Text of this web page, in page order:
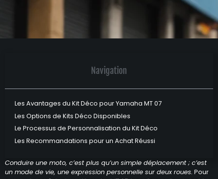
Navigation
Les Avantages du Kit Déco pour Yamaha MT 07
Les Options de Kits Déco Disponibles
Le Processus de Personnalisation du Kit Déco
Les Recommandations pour un Achat Réussi
Conduire une moto, c’est plus qu’un simple déplacement ; c’est
un mode de vie, une expression personnelle sur deux roues. Pour